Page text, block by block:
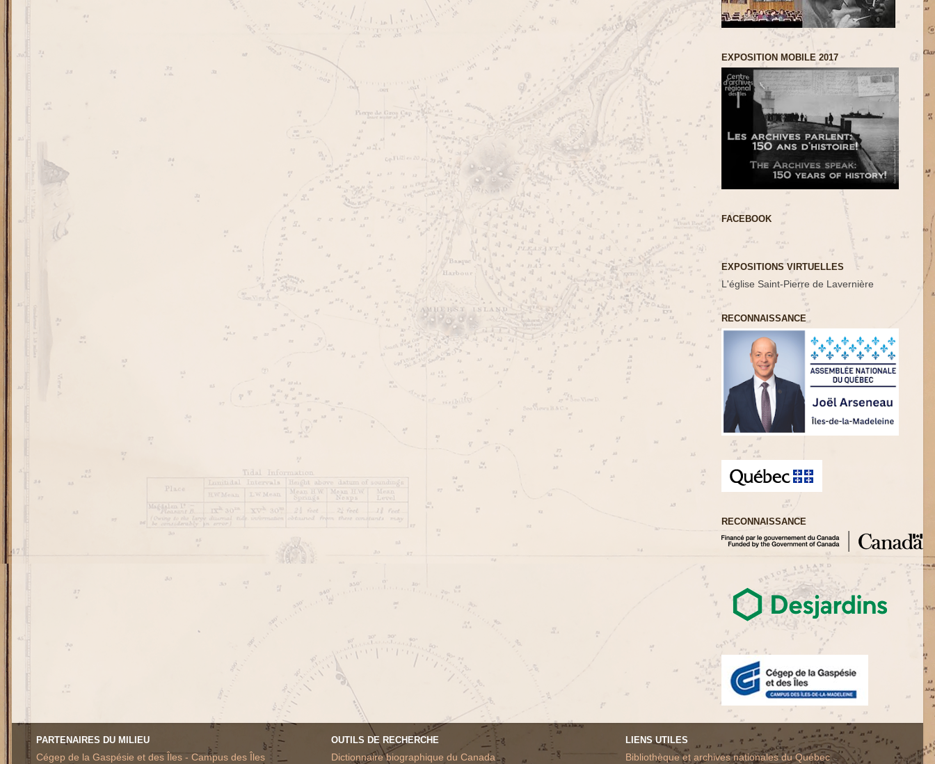
EXPOSITION MOBILE 2017
FACEBOOK
EXPOSITIONS VIRTUELLES
L'église Saint-Pierre de Lavernière
RECONNAISSANCE
RECONNAISSANCE
PARTENAIRES DU MILIEU
Cégep de la Gaspésie et des Îles - Campus des Îles
OUTILS DE RECHERCHE
Dictionnaire biographique du Canada
LIENS UTILES
Bibliothèque et archives nationales du Québec